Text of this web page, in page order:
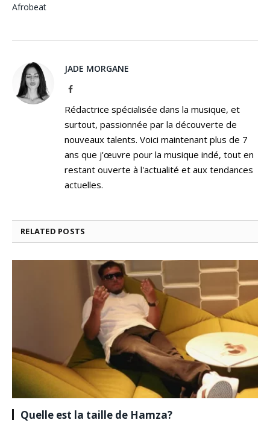
Afrobeat
JADE MORGANE
Facebook
Rédactrice spécialisée dans la musique, et
surtout, passionnée par la découverte de
nouveaux talents. Voici maintenant plus de 7
ans que j'œuvre pour la musique indé, tout en
restant ouverte à l'actualité et aux tendances
actuelles.
RELATED POSTS
Quelle est la taille de Hamza?